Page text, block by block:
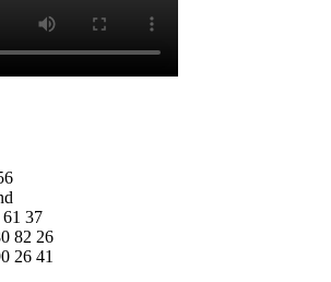
37
82 26
26 41